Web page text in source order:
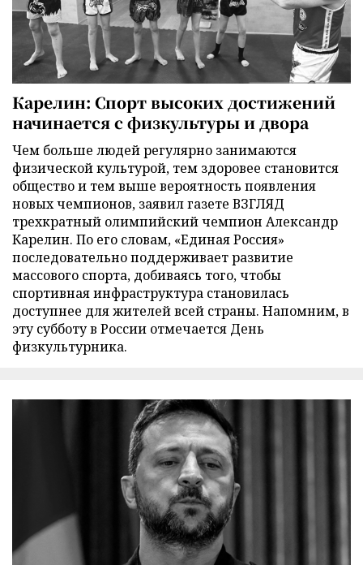
Карелин: Спорт высоких достижений
начинается с физкультуры и двора
Чем больше людей регулярно занимаются
физической культурой, тем здоровее становится
общество и тем выше вероятность появления
новых чемпионов, заявил газете ВЗГЛЯД
трехкратный олимпийский чемпион Александр
Карелин. По его словам, «Единая Россия»
последовательно поддерживает развитие
массового спорта, добиваясь того, чтобы
спортивная инфраструктура становилась
доступнее для жителей всей страны. Напомним, в
эту субботу в России отмечается День
физкультурника.